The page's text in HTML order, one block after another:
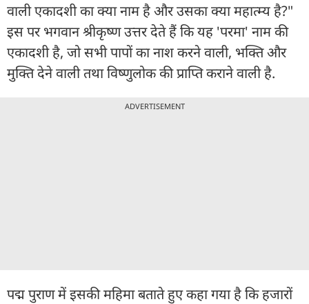
वाली एकादशी का क्या नाम है और उसका क्या महात्म्य है?"
इस पर भगवान श्रीकृष्ण उत्तर देते हैं कि यह 'परमा' नाम की
एकादशी है, जो सभी पापों का नाश करने वाली, भक्ति और
मुक्ति देने वाली तथा विष्णुलोक की प्राप्ति कराने वाली है.
ADVERTISEMENT
पद्म पुराण में इसकी महिमा बताते हुए कहा गया है कि हजारों